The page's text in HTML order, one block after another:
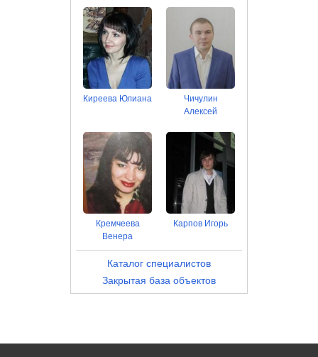
Киреева Юлиана
Чичулин
Алексей
Кремчеева
Венера
Карпов Игорь
Каталог специалистов
Закрытая база объектов